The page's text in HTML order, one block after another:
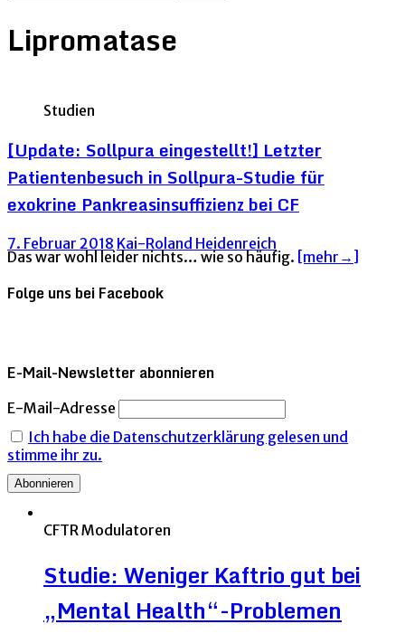
Lipromatase
Studien
[Update: Sollpura eingestellt!] Letzter
Patientenbesuch in Sollpura-Studie für
exokrine Pankreasinsuffizienz bei CF
7. Februar 2018 Kai-Roland Heidenreich
Das war wohl leider nichts… wie so häufig. [mehr→]
Folge uns bei Facebook
E-Mail-Newsletter abonnieren
E-Mail-Adresse
Ich habe die Datenschutzerklärung gelesen und
stimme ihr zu.
CFTR Modulatoren
Studie: Weniger Kaftrio gut bei
„Mental Health“-Problemen